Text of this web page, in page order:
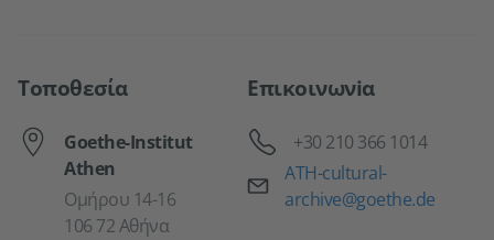
Τοποθεσία
Goethe-Institut
Athen
Ομήρου 14-16
106 72 Αθήνα
Επικοινωνiα
Τηλέφωνο
+30 210 366 1014
Email
ATH-cultural-
archive@goethe.de